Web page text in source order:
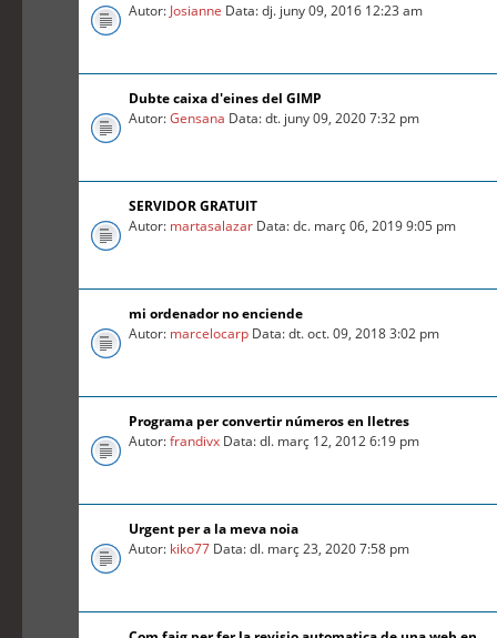
Autor: Josianne Data: dj. juny 09, 2016 12:23 am
Dubte caixa d'eines del GIMP
Autor:Gensana Data: dt. juny 09, 2020 7:32 pm
SERVIDOR GRATUIT
Autor: martasalazar Data: dc. març 06, 2019 9:05 pm
mi ordenador no enciende
Autor: marcelocarp Data: dt. oct. 09, 2018 3:02 pm
Programa per convertir números en lletres
Autor:frandivx Data: dl. març 12, 2012 6:19 pm
Urgent per a la meva noia
Autor: kiko77 Data: dl. març 23, 2020 7:58 pm